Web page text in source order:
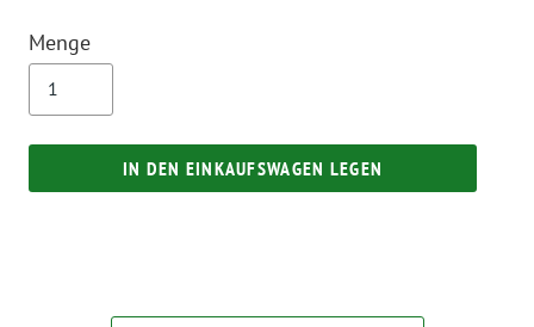
Menge
IN DEN EINKAUFSWAGEN LEGEN